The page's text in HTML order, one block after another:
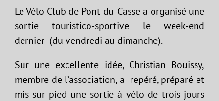
Le Vélo Club de Pont-du-Casse a organisé une
sortie touristico-sportive le week-end
dernier (du vendredi au dimanche).
Sur une excellente idée, Christian Bouissy,
membre de l’association, a repéré, préparé et
mis sur pied une sortie à vélo de trois jours